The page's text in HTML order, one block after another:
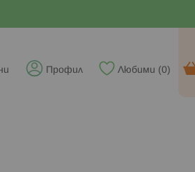
Любими (0)
Профил